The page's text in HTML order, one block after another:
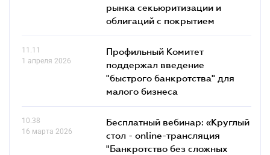
рынка секьюритизации и
облигаций с покрытием
11.11
1 апреля 2026
Профильный Комитет
поддержал введение
"быстрого банкротства" для
малого бизнеса
10.38
16 марта 2026
Бесплатный вебинар: «Круглый
стол - online-трансляция
"Банкротство без сложных